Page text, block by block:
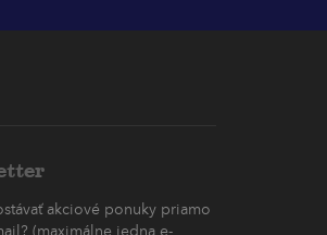
akciové ponuky priamo
(maximálne jedna e-